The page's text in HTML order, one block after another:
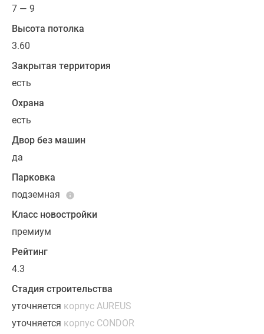
7 — 9
Высота потолка
3.60
Закрытая территория
есть
Охрана
есть
Двор без машин
да
Парковка
подземная
Класс новостройки
премиум
Рейтинг
4.3
Стадия строительства
уточняется корпус AUREUS
уточняется корпус CONDOR